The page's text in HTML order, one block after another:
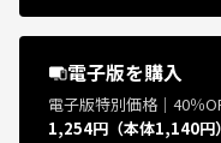
電子版を購入
電子版特別価格｜40％
1,254円（本体1,140円）